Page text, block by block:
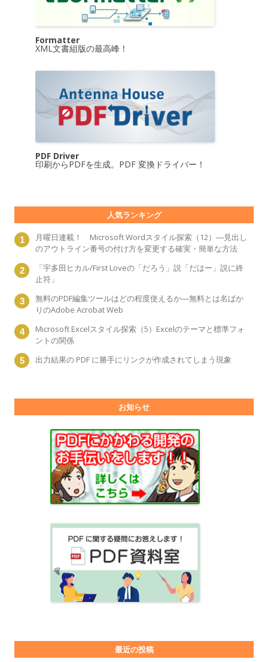
Formatter
XML文書組版の最高峰！
PDF Driver
印刷からPDFを生成。PDF 変換ドライバー！
人気ランキング
月曜日連載！ Microsoft Wordスタイル探索（12）―見出し
のアウトライン番号の付け方を変更する確実・簡単な方法
「宇多田ヒカル/First Loveの「だろう」説「だはー」説に終
止符」
無料のPDF編集ツールはどの程度使えるか―無料とは名ばか
りのAdobe Acrobat Web
Microsoft Excelスタイル探索（5）Excelのテーマと標準フォ
ントの関係
出力結果の PDF に勝手にリンクが作成されてしまう現象
お知らせ
最近の投稿